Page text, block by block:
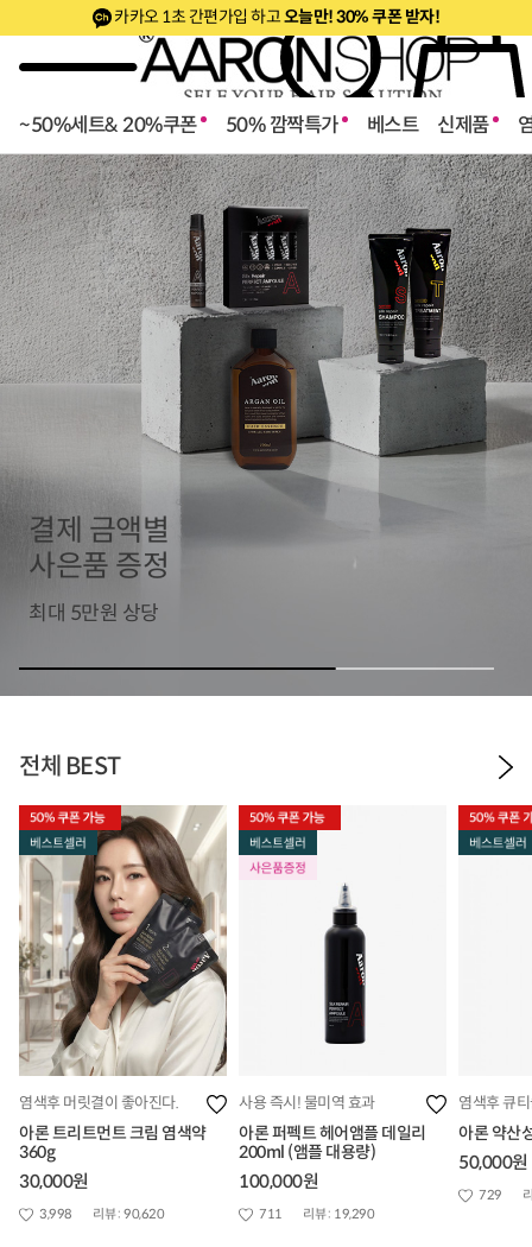
카카오 1초 간편가입 하고오늘만! 30% 쿠폰 받자!
~50%세트& 20%쿠폰 50% 깜짝특가 베스트 신제품
결제 금액별
사은품 증정
최대 5만원 상당
전체 BEST
염색후 머릿결이 좋아진다.
아론 트리트먼트 크림 염색약
360g
30,000원
3,998 리뷰 : 90,620
사용 즉시! 물미역 효과
아론 퍼펙트 헤어앰플 데일리
200ml (앰플 대용량)
100,000원
711 리뷰 : 19,290
염색후 큐
아론 약산
50,000원
729